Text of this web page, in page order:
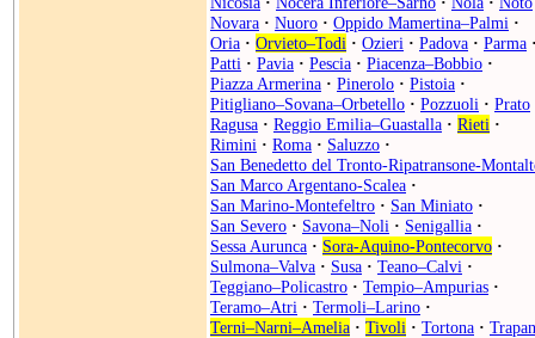
Novara · Nuoro · Oppido Mamertina–Palmi ·
Oria · Orvieto–Todi · Ozieri · Padova · Parma
Patti · Pavia · Pescia · Piacenza–Bobbio ·
Piazza Armerina · Pinerolo · Pistoia ·
Pitigliano–Sovana–Orbetello · Pozzuoli · Prato
Ragusa · Reggio Emilia–Guastalla · Rieti ·
Rimini · Roma · Saluzzo ·
San Benedetto del Tronto-Ripatransone-
San Marco Argentano-Scalea ·
San Marino-Montefeltro · San Miniato ·
San Severo · Savona–Noli · Senigallia ·
Sessa Aurunca · Sora-Aquino-Pontecorvo ·
Sulmona–Valva · Susa · Teano–Calvi ·
Teggiano–Policastro · Tempio–Ampurias ·
Teramo–Atri · Termoli–Larino ·
Terni–Narni–Amelia · Tivoli · Tortona ·